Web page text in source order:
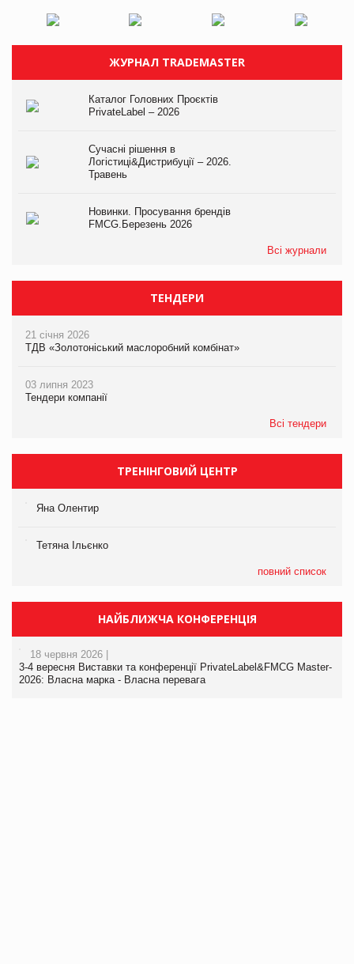
ЖУРНАЛ TRADEMASTER
Каталог Головних Проєктів
PrivateLabel – 2026
Сучасні рішення в
Логістиці&Дистрибуції – 2026.
Травень
Новинки. Просування брендів
FMCG.Березень 2026
Всі журнали
ТЕНДЕРИ
21 січня 2026
ТДВ «Золотоніський маслоробний комбінат»
03 липня 2023
Тендери компанії
Всі тендери
ТРЕНІНГОВИЙ ЦЕНТР
Яна Олентир
Тетяна Ільєнко
повний список
НАЙБЛИЖЧА КОНФЕРЕНЦІЯ
18 червня 2026 |
3-4 вересня Виставки та конференції PrivateLabel&FMCG Master-
2026: Власна марка - Власна перевага